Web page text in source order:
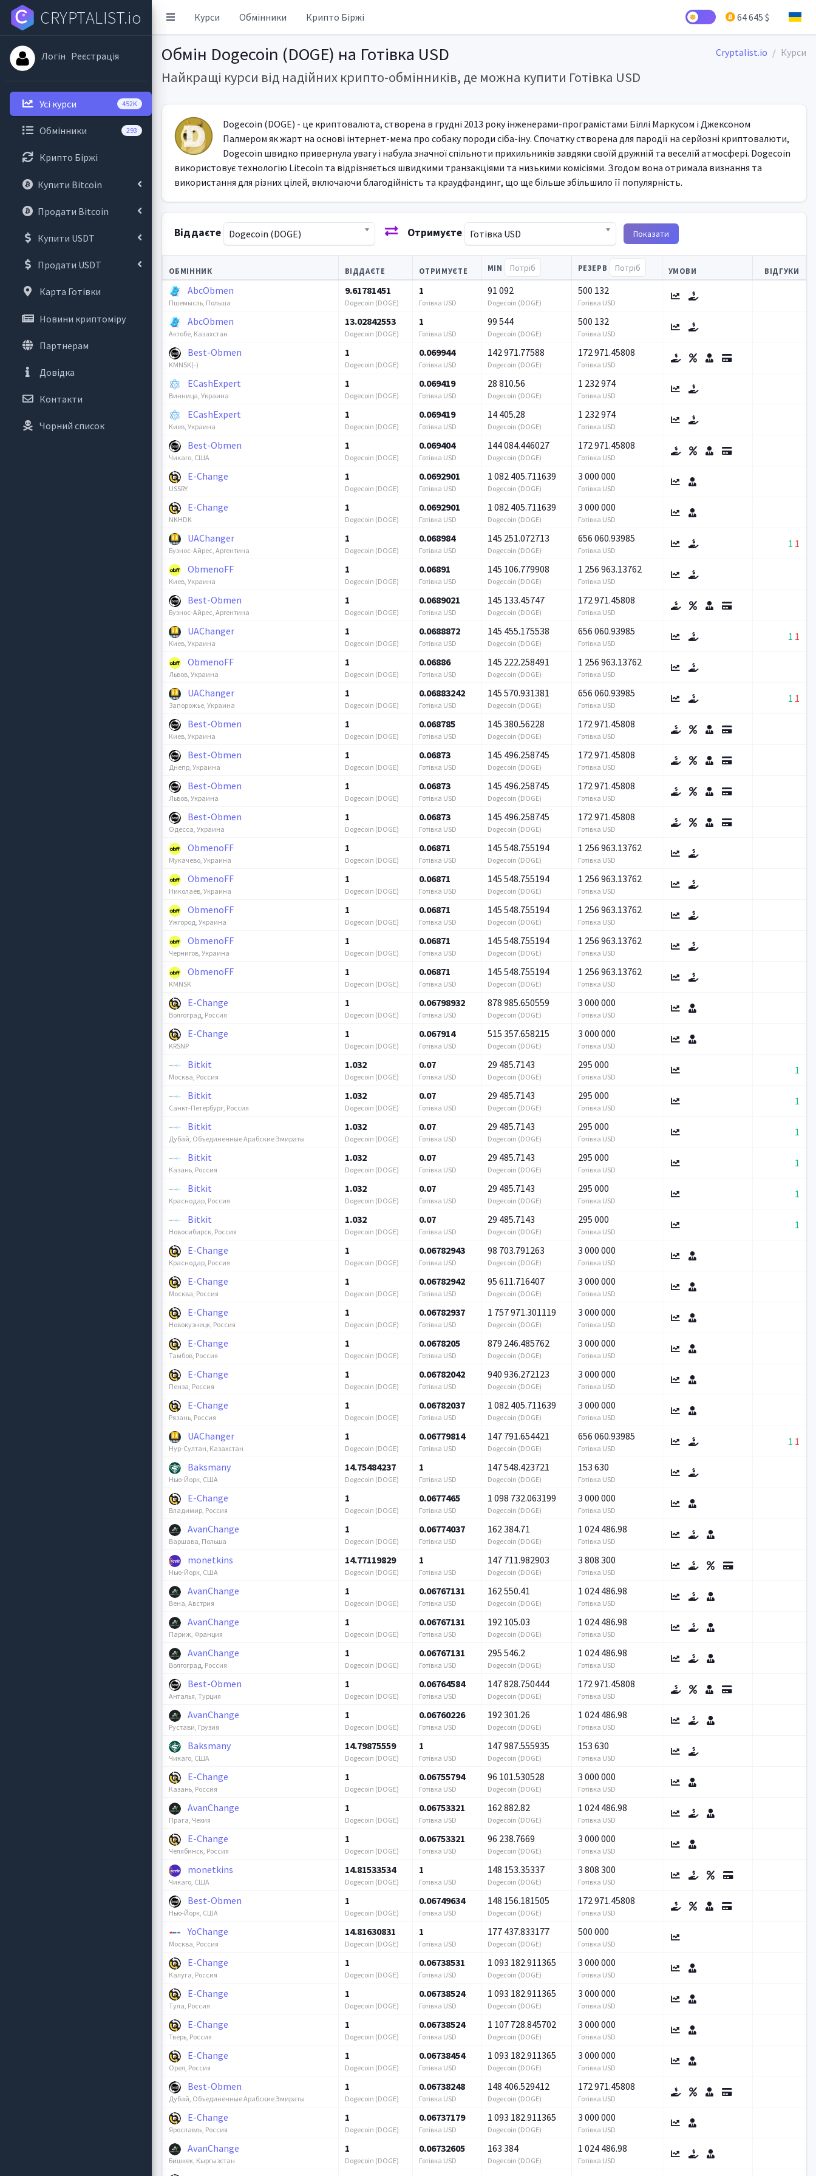
Курси Обмінники Крипто Біржі 64 645 $
CRYPTALIST.io
Логін Реєстрація
Усі курси 452K
Обмінники 293
Крипто Біржі
Купити Bitcoin
Продати Bitcoin
Купити USDT
Продати USDT
Карта Готівки
Новини криптоміру
Партнерам
Довідка
Контакти
Чорний список
Обмін Dogecoin (DOGE) на Готівка USD
Найкращі курси від надійних крипто-обмінників, де можна купити Готівка USD
Cryptalist.io Курси
Dogecoin (DOGE) - це криптовалюта, створена в грудні 2013 року інженерами-програмістами Біллі Маркусом і Джексоном
Палмером як жарт на основі інтернет-мема про собаку породи сіба-іну. Спочатку створена для пародії на серйозні криптовалюти,
Dogecoin швидко привернула увагу і набула значної спільноти прихильників завдяки своїй дружній та веселій атмосфері. Dogecoin
використовує технологію Litecoin та відрізняється швидкими транзакціями та низькими комісіями. Згодом вона отримала визнання та
використання для різних цілей, включаючи благодійність та краудфандинг, що ще більше збільшило її популярність.
Віддаєте Dogecoin (DOGE) Отримуєте Готівка USD Показати
ОБМІННИК ВІДДАЄТЕ ОТРИМУЄТЕ MIN РЕЗЕРВ УМОВИ ВІДГУКИ
AbcObmen
Пшемысль, Польша
9.61781451
Dogecoin (DOGE)
1
Готівка USD
91 092
Dogecoin (DOGE)
500 132
Готівка USD
AbcObmen
Актобе, Казахстан
13.02842553
Dogecoin (DOGE)
1
Готівка USD
99 544
Dogecoin (DOGE)
500 132
Готівка USD
Best-Obmen
KMNSK(-)
1
Dogecoin (DOGE)
0.069944
Готівка USD
142 971.77588
Dogecoin (DOGE)
172 971.45808
Готівка USD
ECashExpert
Винница, Украина
1
Dogecoin (DOGE)
0.069419
Готівка USD
28 810.56
Dogecoin (DOGE)
1 232 974
Готівка USD
ECashExpert
Киев, Украина
1
Dogecoin (DOGE)
0.069419
Готівка USD
14 405.28
Dogecoin (DOGE)
1 232 974
Готівка USD
Best-Obmen
Чикаго, США
1
Dogecoin (DOGE)
0.069404
Готівка USD
144 084.446027
Dogecoin (DOGE)
172 971.45808
Готівка USD
E-Change
USSRY
1
Dogecoin (DOGE)
0.0692901
Готівка USD
1 082 405.711639
Dogecoin (DOGE)
3 000 000
Готівка USD
E-Change
NKHDK
1
Dogecoin (DOGE)
0.0692901
Готівка USD
1 082 405.711639
Dogecoin (DOGE)
3 000 000
Готівка USD
UAChanger
Буэнос-Айрес, Аргентина
1
Dogecoin (DOGE)
0.068984
Готівка USD
145 251.072713
Dogecoin (DOGE)
656 060.93985
Готівка USD
1 1
ObmenoFF
Киев, Украина
1
Dogecoin (DOGE)
0.06891
Готівка USD
145 106.779908
Dogecoin (DOGE)
1 256 963.13762
Готівка USD
Best-Obmen
Буэнос-Айрес, Аргентина
1
Dogecoin (DOGE)
0.0689021
Готівка USD
145 133.45747
Dogecoin (DOGE)
172 971.45808
Готівка USD
UAChanger
Киев, Украина
1
Dogecoin (DOGE)
0.0688872
Готівка USD
145 455.175538
Dogecoin (DOGE)
656 060.93985
Готівка USD
1 1
ObmenoFF
Львов, Украина
1
Dogecoin (DOGE)
0.06886
Готівка USD
145 222.258491
Dogecoin (DOGE)
1 256 963.13762
Готівка USD
UAChanger
Запорожье, Украина
1
Dogecoin (DOGE)
0.06883242
Готівка USD
145 570.931381
Dogecoin (DOGE)
656 060.93985
Готівка USD
1 1
Best-Obmen
Киев, Украина
1
Dogecoin (DOGE)
0.068785
Готівка USD
145 380.56228
Dogecoin (DOGE)
172 971.45808
Готівка USD
Best-Obmen
Днепр, Украина
1
Dogecoin (DOGE)
0.06873
Готівка USD
145 496.258745
Dogecoin (DOGE)
172 971.45808
Готівка USD
Best-Obmen
Львов, Украина
1
Dogecoin (DOGE)
0.06873
Готівка USD
145 496.258745
Dogecoin (DOGE)
172 971.45808
Готівка USD
Best-Obmen
Одесса, Украина
1
Dogecoin (DOGE)
0.06873
Готівка USD
145 496.258745
Dogecoin (DOGE)
172 971.45808
Готівка USD
ObmenoFF
Мукачево, Украина
1
Dogecoin (DOGE)
0.06871
Готівка USD
145 548.755194
Dogecoin (DOGE)
1 256 963.13762
Готівка USD
ObmenoFF
Николаев, Украина
1
Dogecoin (DOGE)
0.06871
Готівка USD
145 548.755194
Dogecoin (DOGE)
1 256 963.13762
Готівка USD
ObmenoFF
Ужгород, Украина
1
Dogecoin (DOGE)
0.06871
Готівка USD
145 548.755194
Dogecoin (DOGE)
1 256 963.13762
Готівка USD
ObmenoFF
Чернигов, Украина
1
Dogecoin (DOGE)
0.06871
Готівка USD
145 548.755194
Dogecoin (DOGE)
1 256 963.13762
Готівка USD
ObmenoFF
KMNSK
1
Dogecoin (DOGE)
0.06871
Готівка USD
145 548.755194
Dogecoin (DOGE)
1 256 963.13762
Готівка USD
E-Change
Волгоград, Россия
1
Dogecoin (DOGE)
0.06798932
Готівка USD
878 985.650559
Dogecoin (DOGE)
3 000 000
Готівка USD
E-Change
KRSNP
1
Dogecoin (DOGE)
0.067914
Готівка USD
515 357.658215
Dogecoin (DOGE)
3 000 000
Готівка USD
Bitkit
Москва, Россия
1.032
Dogecoin (DOGE)
0.07
Готівка USD
29 485.7143
Dogecoin (DOGE)
295 000
Готівка USD
1
Bitkit
Санкт-Петербург, Россия
1.032
Dogecoin (DOGE)
0.07
Готівка USD
29 485.7143
Dogecoin (DOGE)
295 000
Готівка USD
1
Bitkit
Дубай, Объединенные Арабские Эмираты
1.032
Dogecoin (DOGE)
0.07
Готівка USD
29 485.7143
Dogecoin (DOGE)
295 000
Готівка USD
1
Bitkit
Казань, Россия
1.032
Dogecoin (DOGE)
0.07
Готівка USD
29 485.7143
Dogecoin (DOGE)
295 000
Готівка USD
1
Bitkit
Краснодар, Россия
1.032
Dogecoin (DOGE)
0.07
Готівка USD
29 485.7143
Dogecoin (DOGE)
295 000
Готівка USD
1
Bitkit
Новосибирск, Россия
1.032
Dogecoin (DOGE)
0.07
Готівка USD
29 485.7143
Dogecoin (DOGE)
295 000
Готівка USD
1
E-Change
Краснодар, Россия
1
Dogecoin (DOGE)
0.06782943
Готівка USD
98 703.791263
Dogecoin (DOGE)
3 000 000
Готівка USD
E-Change
Москва, Россия
1
Dogecoin (DOGE)
0.06782942
Готівка USD
95 611.716407
Dogecoin (DOGE)
3 000 000
Готівка USD
E-Change
Новокузнецк, Россия
1
Dogecoin (DOGE)
0.06782937
Готівка USD
1 757 971.301119
Dogecoin (DOGE)
3 000 000
Готівка USD
E-Change
Тамбов, Россия
1
Dogecoin (DOGE)
0.0678205
Готівка USD
879 246.485762
Dogecoin (DOGE)
3 000 000
Готівка USD
E-Change
Пенза, Россия
1
Dogecoin (DOGE)
0.06782042
Готівка USD
940 936.272123
Dogecoin (DOGE)
3 000 000
Готівка USD
E-Change
Рязань, Россия
1
Dogecoin (DOGE)
0.06782037
Готівка USD
1 082 405.711639
Dogecoin (DOGE)
3 000 000
Готівка USD
UAChanger
Нур-Султан, Казахстан
1
Dogecoin (DOGE)
0.06779814
Готівка USD
147 791.654421
Dogecoin (DOGE)
656 060.93985
Готівка USD
1 1
Baksmany
Нью-Йорк, США
14.75484237
Dogecoin (DOGE)
1
Готівка USD
147 548.423721
Dogecoin (DOGE)
153 630
Готівка USD
E-Change
Владимир, Россия
1
Dogecoin (DOGE)
0.0677465
Готівка USD
1 098 732.063199
Dogecoin (DOGE)
3 000 000
Готівка USD
AvanChange
Варшава, Польша
1
Dogecoin (DOGE)
0.06774037
Готівка USD
162 384.71
Dogecoin (DOGE)
1 024 486.98
Готівка USD
monetkins
Нью-Йорк, США
14.77119829
Dogecoin (DOGE)
1
Готівка USD
147 711.982903
Dogecoin (DOGE)
3 808 300
Готівка USD
AvanChange
Вена, Австрия
1
Dogecoin (DOGE)
0.06767131
Готівка USD
162 550.41
Dogecoin (DOGE)
1 024 486.98
Готівка USD
AvanChange
Париж, Франция
1
Dogecoin (DOGE)
0.06767131
Готівка USD
192 105.03
Dogecoin (DOGE)
1 024 486.98
Готівка USD
AvanChange
Волгоград, Россия
1
Dogecoin (DOGE)
0.06767131
Готівка USD
295 546.2
Dogecoin (DOGE)
1 024 486.98
Готівка USD
Best-Obmen
Анталья, Турция
1
Dogecoin (DOGE)
0.06764584
Готівка USD
147 828.750444
Dogecoin (DOGE)
172 971.45808
Готівка USD
AvanChange
Рустави, Грузия
1
Dogecoin (DOGE)
0.06760226
Готівка USD
192 301.26
Dogecoin (DOGE)
1 024 486.98
Готівка USD
Baksmany
Чикаго, США
14.79875559
Dogecoin (DOGE)
1
Готівка USD
147 987.555935
Dogecoin (DOGE)
153 630
Готівка USD
E-Change
Казань, Россия
1
Dogecoin (DOGE)
0.06755794
Готівка USD
96 101.530528
Dogecoin (DOGE)
3 000 000
Готівка USD
AvanChange
Прага, Чехия
1
Dogecoin (DOGE)
0.06753321
Готівка USD
162 882.82
Dogecoin (DOGE)
1 024 486.98
Готівка USD
E-Change
Челябинск, Россия
1
Dogecoin (DOGE)
0.06753321
Готівка USD
96 238.7669
Dogecoin (DOGE)
3 000 000
Готівка USD
monetkins
Чикаго, США
14.81533534
Dogecoin (DOGE)
1
Готівка USD
148 153.35337
Dogecoin (DOGE)
3 808 300
Готівка USD
Best-Obmen
Нью-Йорк, США
1
Dogecoin (DOGE)
0.06749634
Готівка USD
148 156.181505
Dogecoin (DOGE)
172 971.45808
Готівка USD
YoChange
Москва, Россия
14.81630831
Dogecoin (DOGE)
1
Готівка USD
177 437.833177
Dogecoin (DOGE)
500 000
Готівка USD
E-Change
Калуга, Россия
1
Dogecoin (DOGE)
0.06738531
Готівка USD
1 093 182.911365
Dogecoin (DOGE)
3 000 000
Готівка USD
E-Change
Тула, Россия
1
Dogecoin (DOGE)
0.06738524
Готівка USD
1 093 182.911365
Dogecoin (DOGE)
3 000 000
Готівка USD
E-Change
Тверь, Россия
1
Dogecoin (DOGE)
0.06738524
Готівка USD
1 107 728.845702
Dogecoin (DOGE)
3 000 000
Готівка USD
E-Change
Орел, Россия
1
Dogecoin (DOGE)
0.06738454
Готівка USD
1 093 182.911365
Dogecoin (DOGE)
3 000 000
Готівка USD
Best-Obmen
Дубай, Объединенные Арабские Эмираты
1
Dogecoin (DOGE)
0.06738248
Готівка USD
148 406.529412
Dogecoin (DOGE)
172 971.45808
Готівка USD
E-Change
Ярославль, Россия
1
Dogecoin (DOGE)
0.06737179
Готівка USD
1 093 182.911365
Dogecoin (DOGE)
3 000 000
Готівка USD
AvanChange
Бишкек, Кыргызстан
1
Dogecoin (DOGE)
0.06732605
Готівка USD
163 384
Dogecoin (DOGE)
1 024 486.98
Готівка USD